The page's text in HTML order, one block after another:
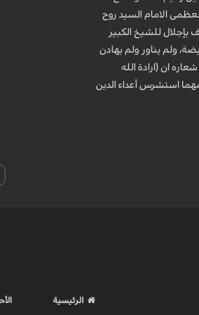
الامام السيد روح
للشيخ الكبير
ولم يناور ولم يهادن
ان (ارادة الله
استشرس أعداء الدين
الرئيسية